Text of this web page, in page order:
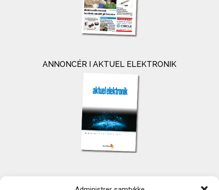
ANNONCÉR I AKTUEL ELEKTRONIK